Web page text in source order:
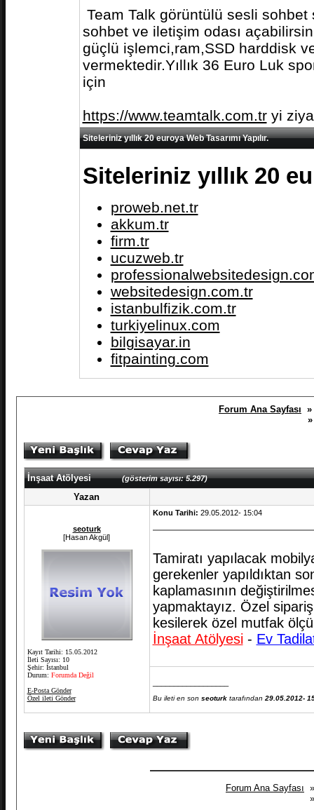
Team Talk görüntülü sesli
sohbet ve iletişim odası
güçlü işlemci,ram,SSD harddisk
vermektedir.Yıllık 36 Euro Luk
için
https://www.teamtalk.com.tryi
Siteleriniz yıllık 20 euroya Web Tasarımı Yapılır.
Siteleriniz yıllık 20
proweb.net.tr
akkum.tr
firm.tr
ucuzweb.tr
websitedesign.com.tr
istanbulfizik.com.tr
turkiyelinux.com
bilgisayar.in
fitpainting.com
Forum Ana Sayfası
İnşaat Atölyesi(gösterim sayısı: 5.297)
Yazan
seoturk
[Hasan Akgül]
Kayıt Tarihi: 15.05.2012
İleti Sayısı: 10
Şehir: İstanbul
Durum: Forumda Değil
E-Posta Gönder
Özel ileti Gönder
Konu Tarihi: 29.05.2012- 15:04
Tamiratı yapılacak
gerekenler yapıldıktan
kaplamasının
yapmaktayız. Özel
kesilerek özel mutfak
İnşaat Atölyesi- Ev
Bu ileti en son seoturktarafından 29.05.2012-
Forum Ana Sayfası